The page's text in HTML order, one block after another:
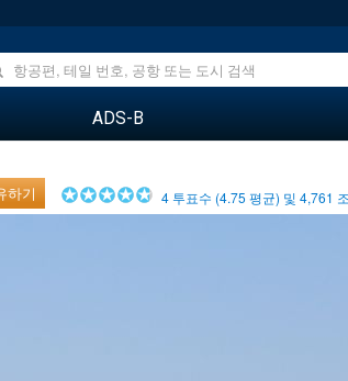
ADS-B
하기 4 투표수 (4.75 평균) 및4,761